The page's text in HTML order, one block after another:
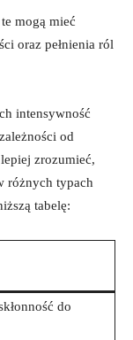
mogą mieć
oraz pełnienia ról
intensywność
od
zrozumieć,
różnych ‍typach
tabelę:
do